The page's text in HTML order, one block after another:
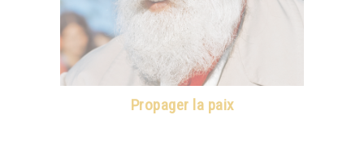
Propager la paix